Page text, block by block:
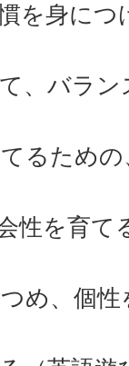
を身に
、バラ
るため
性を育て
め、個